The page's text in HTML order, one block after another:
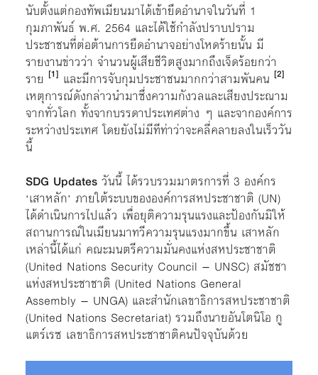
นับตั้งแต่กองทัพเมียนมาได้เข้ายึดอำนาจในวันที่ 1
กุมภาพันธ์ พ.ศ. 2564 และได้ใช้กำลังปราบปราม
ประชาชนที่ต่อต้านการยึดอำนาจอย่างโหดร้ายนั้น มี
รายงานข่าวว่า จำนวนผู้เสียชีวิตสูงมากถึงเจ็ดร้อยกว่า
ราย [1] และมีการจับกุมประชาชนมากกว่าสามพันคน [2]
เหตุการณ์ดังกล่าวนำมาซึ่งความกังวลและเสียงประณาม
จากทั่วโลก ทั้งจากบรรดาประเทศต่าง ๆ และจากองค์การ
ระหว่างประเทศ โดยยังไม่มีทีท่าว่าจะคลี่คลายลงในเร็ววัน
นี้
SDG Updatesวันนี้ ได้รวบรวมมาตรการที่ 3 องค์กร
‘เสาหลัก’ ภายใต้ระบบขององค์การสหประชาชาติ (UN)
ได้ดำเนินการไปแล้ว เพื่อยุติความรุนแรงและป้องกันมิให้
สถานการณ์ในเมียนมาทวีความรุนแรงมากขึ้น เสาหลัก
เหล่านี้ได้แก่ คณะมนตรีความมั่นคงแห่งสหประชาชาติ
(United Nations Security Council – UNSC) สมัชชา
แห่งสหประชาชาติ (United Nations General
Assembly – UNGA) และสำนักเลขาธิการสหประชาชาติ
(United Nations Secretariat) รวมถึงนายอันโตนิโอ กู
แตร์เรซ เลขาธิการสหประชาชาติคนปัจจุบันด้วย